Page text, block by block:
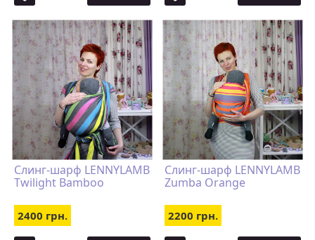
Слинг-шарф LENNYLAMB
Twilight Bamboo
2400 грн.
Слинг-шарф LENNYLAMB
Zumba Orange
2200 грн.